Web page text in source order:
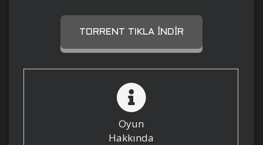
TORRENT TIKLA İNDIR
Oyun
Hakkında